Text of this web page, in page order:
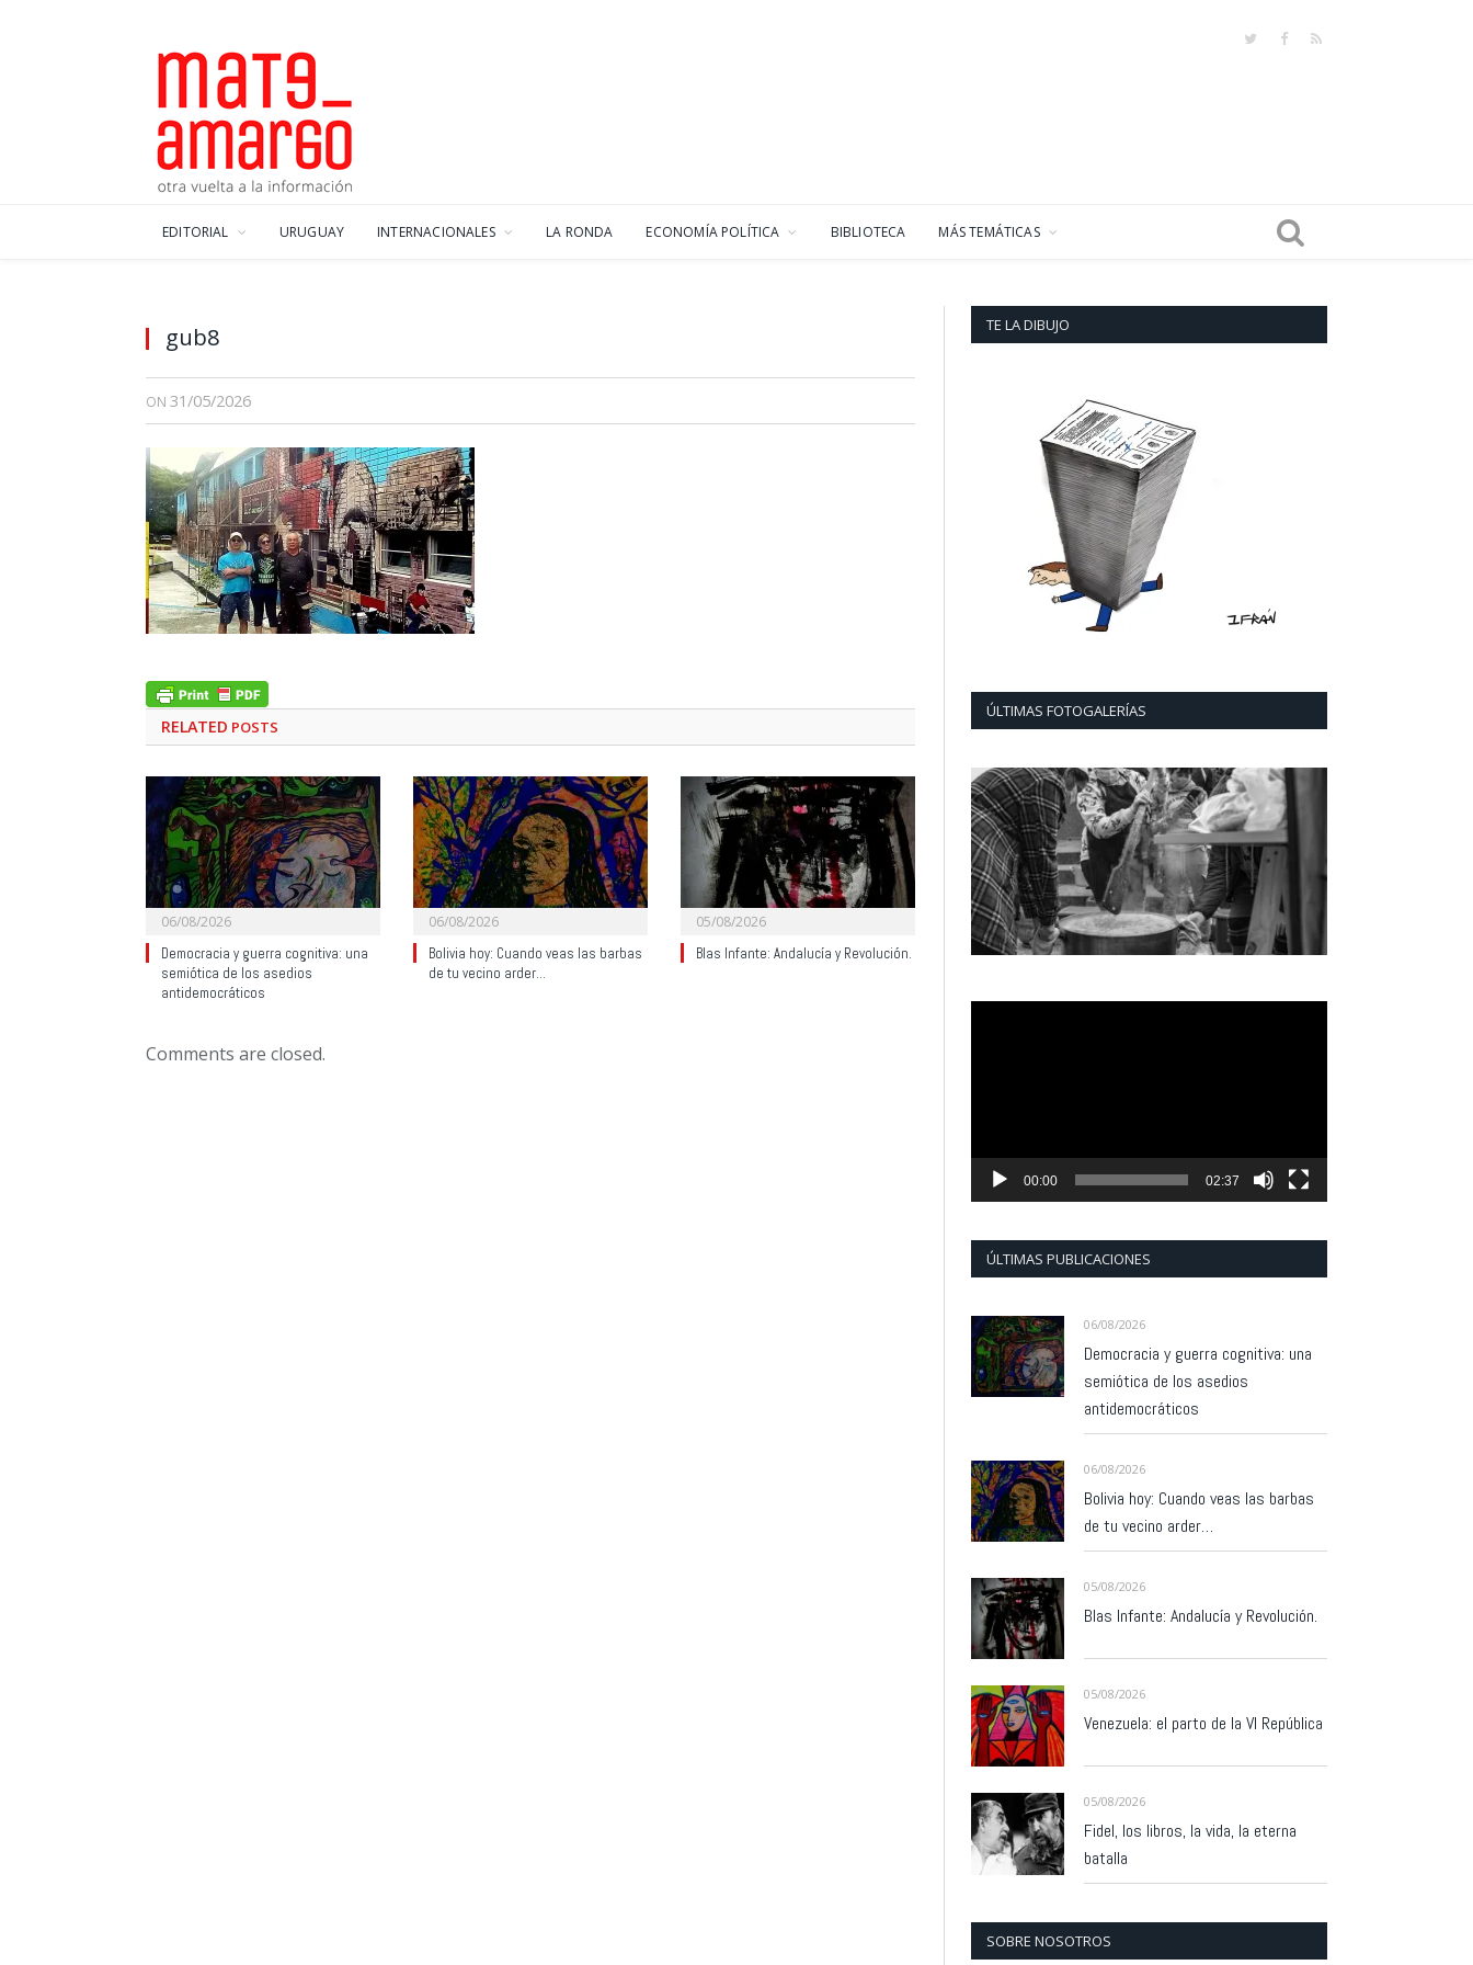
TwitterFacebook
RSS
EDITORIAL URUGUAY INTERNACIONALES LA RONDA ECONOMÍA POLÍTICA BIBLIOTECA MÁS TEMÁTICAS
gub8
ON 31/05/2026
RELATED POSTS
06/08/2026
Democracia y guerra cognitiva: una
semiótica de los asedios
antidemocráticos
06/08/2026
Bolivia hoy: Cuando veas las barbas
de tu vecino arder…
05/08/2026
Blas Infante: Andalucía y Revolución.
Comments are closed.
TE LA DIBUJO
ÚLTIMAS FOTOGALERÍAS
00:00 02:37
ÚLTIMAS PUBLICACIONES
06/08/2026
Democracia y guerra cognitiva: una
semiótica de los asedios
antidemocráticos
06/08/2026
Bolivia hoy: Cuando veas las barbas
de tu vecino arder…
05/08/2026
Blas Infante: Andalucía y Revolución.
05/08/2026
Venezuela: el parto de la VI República
05/08/2026
Fidel, los libros, la vida, la eterna
batalla
SOBRE NOSOTROS